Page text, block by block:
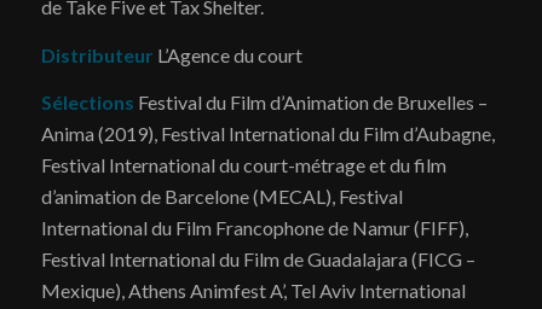
de Take Five et Tax Shelter.
Distributeur L’Agence du court
Sélections Festival du Film d’Animation de Bruxelles –
Anima (2019), Festival International du Film d’Aubagne,
Festival International du court-métrage et du film
d’animation de Barcelone (MECAL), Festival
International du Film Francophone de Namur (FIFF),
Festival International du Film de Guadalajara (FICG –
Mexique), Athens Animfest A’, Tel Aviv International